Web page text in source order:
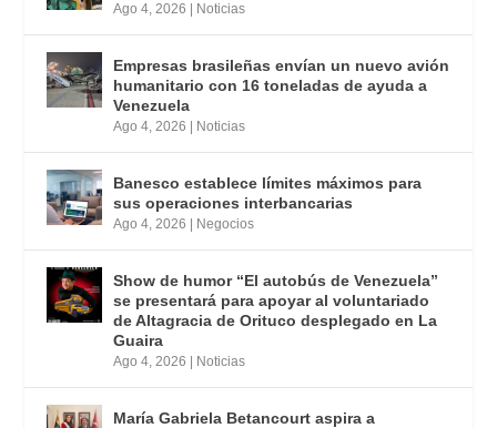
Ago 4, 2026 Noticias
Empresas brasileñas envían un nuevo avión
humanitario con 16 toneladas de ayuda a
Venezuela
Ago 4, 2026 Noticias
Banesco establece límites máximos para
sus operaciones interbancarias
Ago 4, 2026 Negocios
Show de humor “El autobús de Venezuela”
se presentará para apoyar al voluntariado
de Altagracia de Orituco desplegado en La
Guaira
Ago 4, 2026 Noticias
María Gabriela Betancourt aspira a